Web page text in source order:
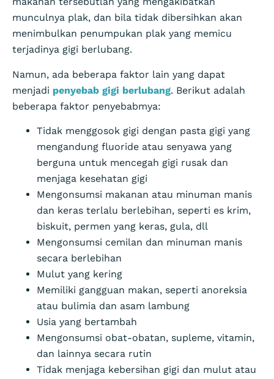
munculnya plak, dan bila tidak dibersihkan akan
menimbulkan penumpukan plak yang memicu
terjadinya gigi berlubang.
Namun, ada beberapa faktor lain yang dapat
menjadi penyebab gigi berlubang. Berikut adalah
beberapa faktor penyebabmya:
Tidak menggosok gigi dengan pasta gigi yang
mengandung fluoride atau senyawa yang
berguna untuk mencegah gigi rusak dan
menjaga kesehatan gigi
Mengonsumsi makanan atau minuman manis
dan keras terlalu berlebihan, seperti es krim,
biskuit, permen yang keras, gula, dll
Mengonsumsi cemilan dan minuman manis
secara berlebihan
Mulut yang kering
Memiliki gangguan makan, seperti anoreksia
atau bulimia dan asam lambung
Usia yang bertambah
Mengonsumsi obat-obatan, supleme, vitamin,
dan lainnya secara rutin
Tidak menjaga kebersihan gigi dan mulut atau